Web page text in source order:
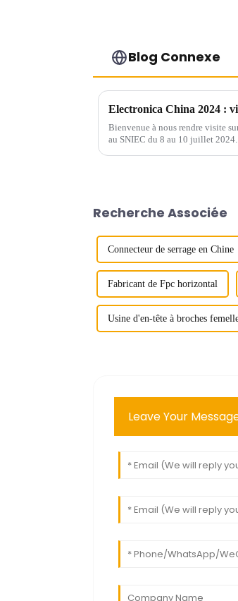
Blog Connexe
Electronica China 2024 :
Bienvenue à nous rendre visite
au SNIEC du 8 au 10 juillet 2024.
Recherche Associée
Connecteur de serrage en Chine
Fabricant de Fpc horizontal
Usine d'en-tête à broches
Leave Your